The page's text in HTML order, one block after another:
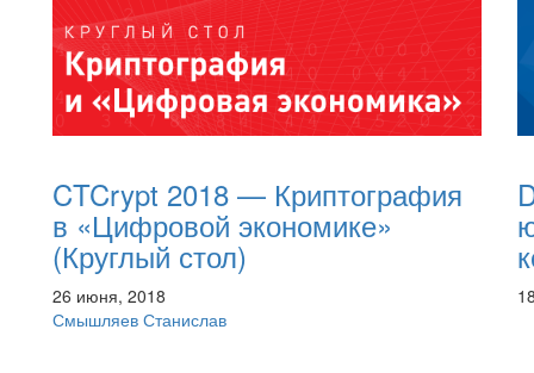
CTCrypt 2018 — Криптография
в «Цифровой экономике»
(Круглый стол)
26 июня, 2018
Смышляев Станислав